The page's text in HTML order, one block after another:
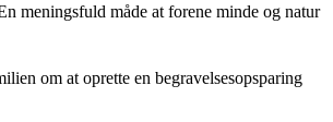
meningsfuld måde at forene minde og natur
om at oprette en begravelsesopsparing